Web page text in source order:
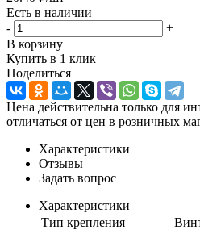
Есть в наличии
-
+
В корзину
Купить в 1 клик
Поделиться
Цена действительна только для
отличаться от цен в розничных
Характеристики
Отзывы
Задать вопрос
Характеристики
Тип крепления